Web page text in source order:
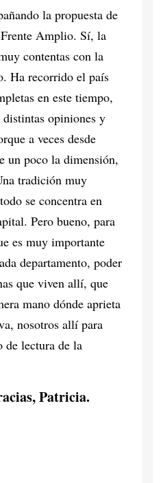
la propuesta de
Amplio. Sí, la
contentas con la
Ha recorrido el país
en este tiempo,
opiniones y
a veces desde
un poco la dimensión,
tradición muy
se concentra en
Pero bueno, para
es muy importante
departamento, poder
que viven allí, que
mano dónde aprieta
nosotros allí para
de lectura de la
Patricia.